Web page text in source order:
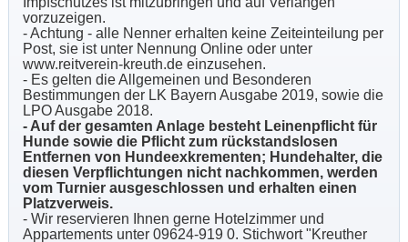
vorzuzeigen.
- Achtung - alle Nenner erhalten keine Zeiteinteilung per
Post, sie ist unter Nennung Online oder unter
www.reitverein-kreuth.de einzusehen.
- Es gelten die Allgemeinen und Besonderen
Bestimmungen der LK Bayern Ausgabe 2019, sowie die
LPO Ausgabe 2018.
- Auf der gesamten Anlage besteht Leinenpflicht für
Hunde sowie die Pflicht zum rückstandslosen
Entfernen von Hundeexkrementen; Hundehalter, die
diesen Verpflichtungen nicht nachkommen, werden
vom Turnier ausgeschlossen und erhalten einen
Platzverweis.
- Wir reservieren Ihnen gerne Hotelzimmer und
Appartements unter 09624-919 0. Stichwort "Kreuther